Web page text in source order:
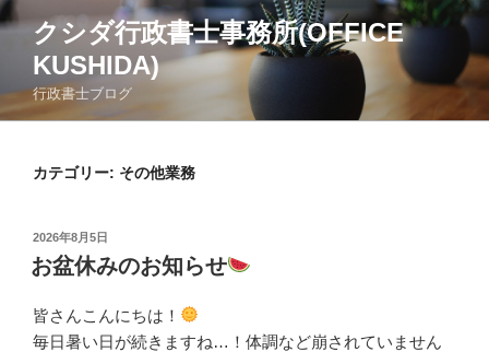
コ
ン
ツ
クシダ行政書士事務所(OFFICE
KUSHIDA)
行政書士ブログ
カテゴリー: その他業務
投
稿
日:
2026年8月5日
お盆休みのお知らせ
皆さんこんにちは！
毎日暑い日が続きますね…！体調など崩されていません